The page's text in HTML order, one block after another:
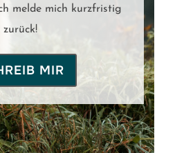
melde mich kurzfristig
zurück!
MIR